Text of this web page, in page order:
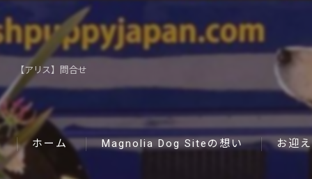
【アリス】問合せ
ホーム Magnolia Dog Siteの想い お迎